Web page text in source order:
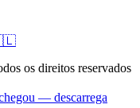
os direitos reservados
— descarrega